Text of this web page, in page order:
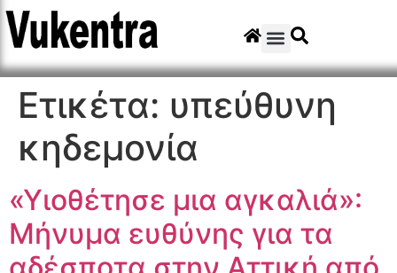
Ετικέτα: υπεύθυνη
κηδεμονία
«Υιοθέτησε μια αγκαλιά»:
Μήνυμα ευθύνης για τα